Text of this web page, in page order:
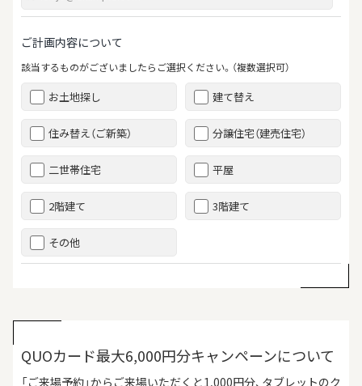
ご計画内容について
該当するものがございましたらご選択ください。（複数選択可）
お土地探し 建て替え
住み替え（ご新築） 分譲住宅（建売住宅）
二世帯住宅 平屋
2階建て 3階建て
その他
QUOカード最大6,000円分キャンペーンについて
「ご来場予約」からご来場いただくと1,000円分、タブレットのク